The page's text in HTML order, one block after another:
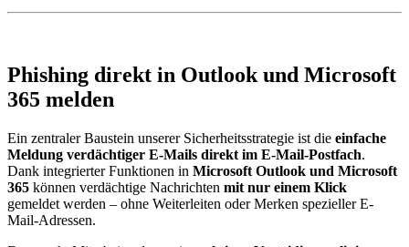
Phishing direkt in Outlook und Microsoft
365 melden
Ein zentraler Baustein unserer Sicherheitsstrategie ist die einfache
Meldung verdächtiger E-Mails direkt im E-Mail‑Postfach.
Dank integrierter Funktionen in Microsoft Outlook und Microsoft
365 können verdächtige Nachrichten mit nur einem Klick
gemeldet werden – ohne Weiterleiten oder Merken spezieller E-
Mail-Adressen.